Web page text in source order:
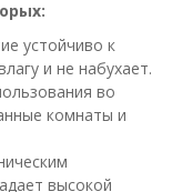
устойчиво к
и не набухает.
во
комнаты и
высокой